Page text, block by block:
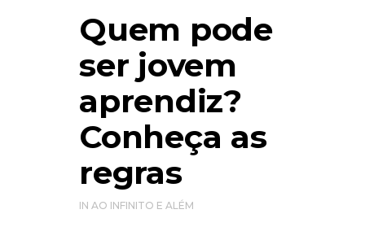
Quem pode
ser jovem
aprendiz?
Conheça as
regras
IN AO INFINITO E ALÉM